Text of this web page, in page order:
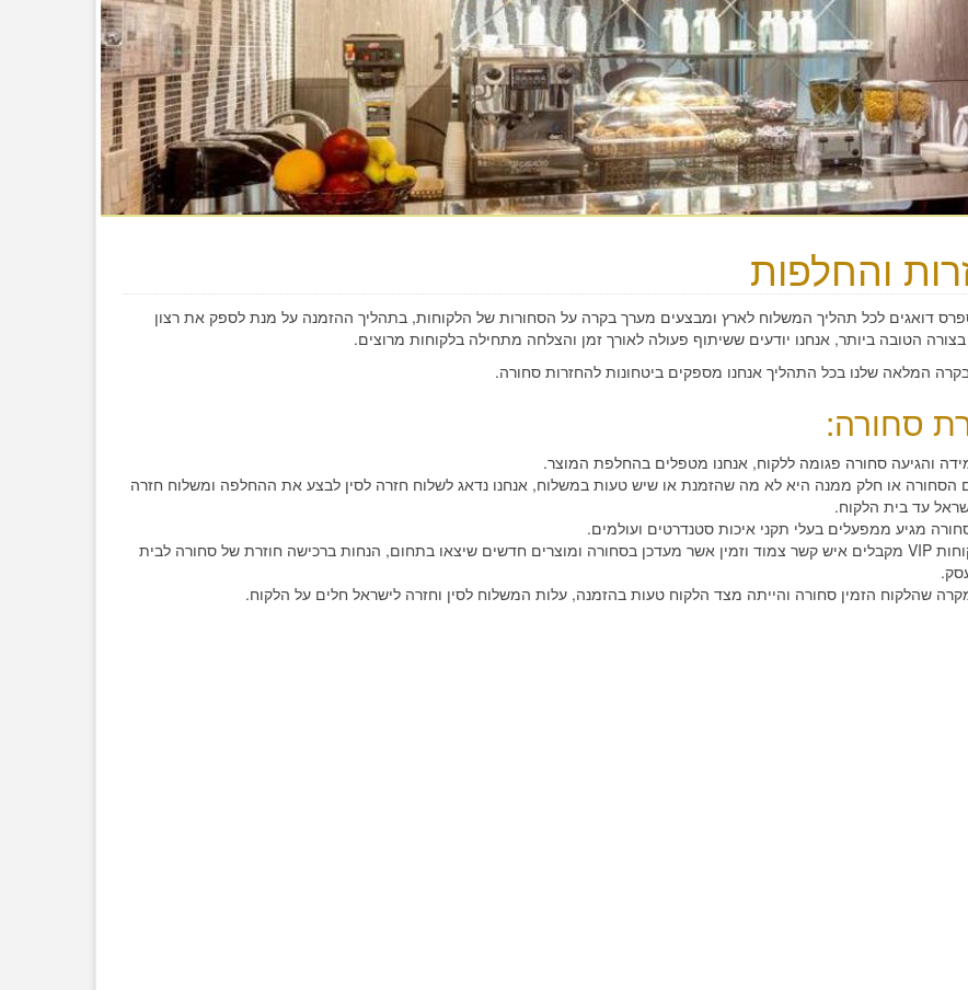
והחלפות
דואגים לכל תהליך המשלוח לארץ ומבצעים מערך בקרה על הסחורות של הלקוחות, בתהליך ההזמנה על מנת לספק את רצון
הטובה ביותר, אנחנו יודעים ששיתוף פעולה לאורך זמן והצלחה מתחילה בלקוחות מרוצים.
המלאה שלנו בכל התהליך אנחנו מספקים ביטחונות להחזרות סחורה.
סחורה:
והגיעה סחורה פגומה ללקוח, אנחנו מטפלים בהחלפת המוצר.
הסחורה או חלק ממנה היא לא מה שהזמנת או שיש טעות במשלוח, אנחנו נדאג לשלוח חזרה לסין לבצע את ההחלפה ומשלוח חזרה
עד בית הלקוח.
מגיע ממפעלים בעלי תקני איכות סטנדרטים ועולמים.
VIP מקבלים איש קשר צמוד וזמין אשר מעדכן בסחורה ומוצרים חדשים שיצאו בתחום, הנחות ברכישה חוזרת של סחורה לבית
שהלקוח הזמין סחורה והייתה מצד הלקוח טעות בהזמנה, עלות המשלוח לסין וחזרה לישראל חלים על הלקוח.